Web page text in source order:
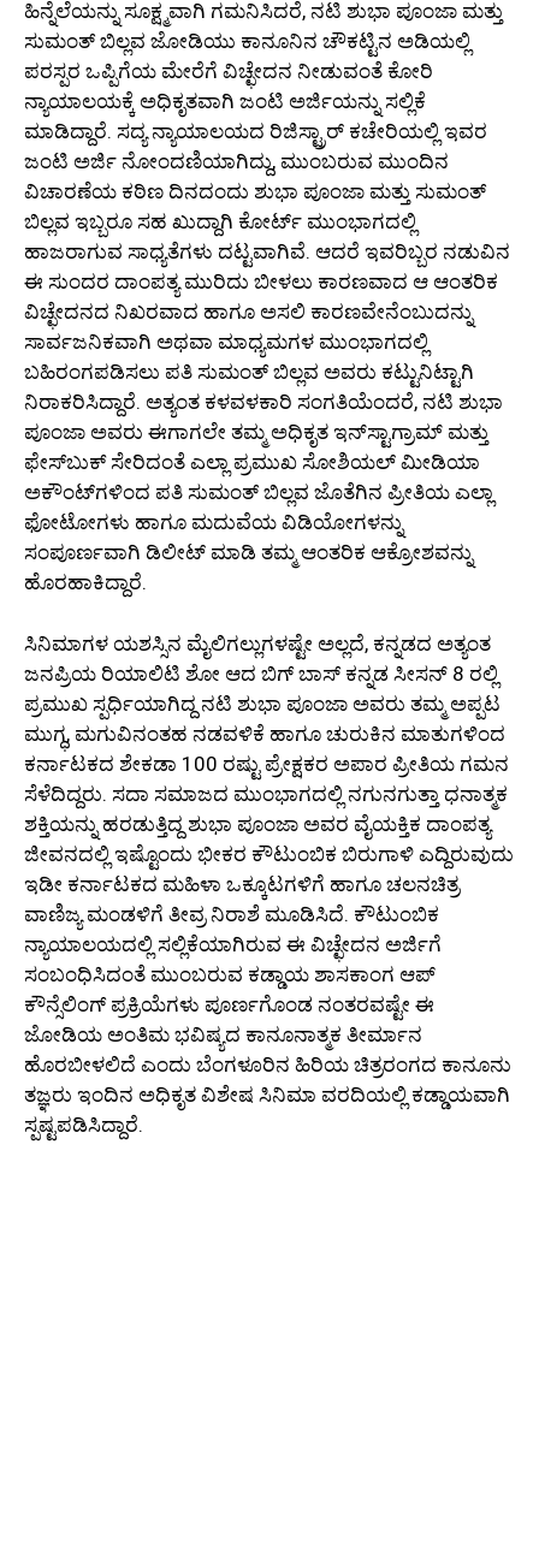
ಹಿನ್ನೆಲೆಯನ್ನು ಸೂಕ್ಷ್ಮವಾಗಿ ಗಮನಿಸಿದರೆ, ನಟಿ ಶುಭಾ ಪೂಂಜಾ ಮತ್ತು
ಸುಮಂತ್ ಬಿಲ್ಲವ ಜೋಡಿಯು ಕಾನೂನಿನ ಚೌಕಟ್ಟಿನ ಅಡಿಯಲ್ಲಿ
ಪರಸ್ಪರ ಒಪ್ಪಿಗೆಯ ಮೇರೆಗೆ ವಿಚ್ಛೇದನ ನೀಡುವಂತೆ ಕೋರಿ
ನ್ಯಾಯಾಲಯಕ್ಕೆ ಅಧಿಕೃತವಾಗಿ ಜಂಟಿ ಅರ್ಜಿಯನ್ನು ಸಲ್ಲಿಕೆ
ಮಾಡಿದ್ದಾರೆ. ಸದ್ಯ ನ್ಯಾಯಾಲಯದ ರಿಜಿಸ್ಟ್ರಾರ್ ಕಚೇರಿಯಲ್ಲಿ ಇವರ
ಜಂಟಿ ಅರ್ಜಿ ನೋಂದಣಿಯಾಗಿದ್ದು, ಮುಂಬರುವ ಮುಂದಿನ
ವಿಚಾರಣೆಯ ಕಠಿಣ ದಿನದಂದು ಶುಭಾ ಪೂಂಜಾ ಮತ್ತು ಸುಮಂತ್
ಬಿಲ್ಲವ ಇಬ್ಬರೂ ಸಹ ಖುದ್ದಾಗಿ ಕೋರ್ಟ್ ಮುಂಭಾಗದಲ್ಲಿ
ಹಾಜರಾಗುವ ಸಾಧ್ಯತೆಗಳು ದಟ್ಟವಾಗಿವೆ. ಆದರೆ ಇವರಿಬ್ಬರ ನಡುವಿನ
ಈ ಸುಂದರ ದಾಂಪತ್ಯ ಮುರಿದು ಬೀಳಲು ಕಾರಣವಾದ ಆ ಆಂತರಿಕ
ವಿಚ್ಛೇದನದ ನಿಖರವಾದ ಹಾಗೂ ಅಸಲಿ ಕಾರಣವೇನೆಂಬುದನ್ನು
ಸಾರ್ವಜನಿಕವಾಗಿ ಅಥವಾ ಮಾಧ್ಯಮಗಳ ಮುಂಭಾಗದಲ್ಲಿ
ಬಹಿರಂಗಪಡಿಸಲು ಪತಿ ಸುಮಂತ್ ಬಿಲ್ಲವ ಅವರು ಕಟ್ಟುನಿಟ್ಟಾಗಿ
ನಿರಾಕರಿಸಿದ್ದಾರೆ. ಅತ್ಯಂತ ಕಳವಳಕಾರಿ ಸಂಗತಿಯೆಂದರೆ, ನಟಿ ಶುಭಾ
ಪೂಂಜಾ ಅವರು ಈಗಾಗಲೇ ತಮ್ಮ ಅಧಿಕೃತ ಇನ್‌ಸ್ಟಾಗ್ರಾಮ್ ಮತ್ತು
ಫೇಸ್‌ಬುಕ್ ಸೇರಿದಂತೆ ಎಲ್ಲಾ ಪ್ರಮುಖ ಸೋಶಿಯಲ್ ಮೀಡಿಯಾ
ಅಕೌಂಟ್‌ಗಳಿಂದ ಪತಿ ಸುಮಂತ್ ಬಿಲ್ಲವ ಜೊತೆಗಿನ ಪ್ರೀತಿಯ ಎಲ್ಲಾ
ಫೋಟೋಗಳು ಹಾಗೂ ಮದುವೆಯ ವಿಡಿಯೋಗಳನ್ನು
ಸಂಪೂರ್ಣವಾಗಿ ಡಿಲೀಟ್ ಮಾಡಿ ತಮ್ಮ ಆಂತರಿಕ ಆಕ್ರೋಶವನ್ನು
ಹೊರಹಾಕಿದ್ದಾರೆ.
ಸಿನಿಮಾಗಳ ಯಶಸ್ಸಿನ ಮೈಲಿಗಲ್ಲುಗಳಷ್ಟೇ ಅಲ್ಲದೆ, ಕನ್ನಡದ ಅತ್ಯಂತ
ಜನಪ್ರಿಯ ರಿಯಾಲಿಟಿ ಶೋ ಆದ ಬಿಗ್ ಬಾಸ್ ಕನ್ನಡ ಸೀಸನ್ 8 ರಲ್ಲಿ
ಪ್ರಮುಖ ಸ್ಪರ್ಧಿಯಾಗಿದ್ದ ನಟಿ ಶುಭಾ ಪೂಂಜಾ ಅವರು ತಮ್ಮ ಅಪ್ಪಟ
ಮುಗ್ಧ, ಮಗುವಿನಂತಹ ನಡವಳಿಕೆ ಹಾಗೂ ಚುರುಕಿನ ಮಾತುಗಳಿಂದ
ಕರ್ನಾಟಕದ ಶೇಕಡಾ 100 ರಷ್ಟು ಪ್ರೇಕ್ಷಕರ ಅಪಾರ ಪ್ರೀತಿಯ ಗಮನ
ಸೆಳೆದಿದ್ದರು. ಸದಾ ಸಮಾಜದ ಮುಂಭಾಗದಲ್ಲಿ ನಗುನಗುತ್ತಾ ಧನಾತ್ಮಕ
ಶಕ್ತಿಯನ್ನು ಹರಡುತ್ತಿದ್ದ ಶುಭಾ ಪೂಂಜಾ ಅವರ ವೈಯಕ್ತಿಕ ದಾಂಪತ್ಯ
ಜೀವನದಲ್ಲಿ ಇಷ್ಟೊಂದು ಭೀಕರ ಕೌಟುಂಬಿಕ ಬಿರುಗಾಳಿ ಎದ್ದಿರುವುದು
ಇಡೀ ಕರ್ನಾಟಕದ ಮಹಿಳಾ ಒಕ್ಕೂಟಗಳಿಗೆ ಹಾಗೂ ಚಲನಚಿತ್ರ
ವಾಣಿಜ್ಯ ಮಂಡಳಿಗೆ ತೀವ್ರ ನಿರಾಶೆ ಮೂಡಿಸಿದೆ. ಕೌಟುಂಬಿಕ
ನ್ಯಾಯಾಲಯದಲ್ಲಿ ಸಲ್ಲಿಕೆಯಾಗಿರುವ ಈ ವಿಚ್ಛೇದನ ಅರ್ಜಿಗೆ
ಸಂಬಂಧಿಸಿದಂತೆ ಮುಂಬರುವ ಕಡ್ಡಾಯ ಶಾಸಕಾಂಗ ಆಪ್
ಕೌನ್ಸೆಲಿಂಗ್ ಪ್ರಕ್ರಿಯೆಗಳು ಪೂರ್ಣಗೊಂಡ ನಂತರವಷ್ಟೇ ಈ
ಜೋಡಿಯ ಅಂತಿಮ ಭವಿಷ್ಯದ ಕಾನೂನಾತ್ಮಕ ತೀರ್ಮಾನ
ಹೊರಬೀಳಲಿದೆ ಎಂದು ಬೆಂಗಳೂರಿನ ಹಿರಿಯ ಚಿತ್ರರಂಗದ ಕಾನೂನು
ತಜ್ಞರು ಇಂದಿನ ಅಧಿಕೃತ ವಿಶೇಷ ಸಿನಿಮಾ ವರದಿಯಲ್ಲಿ ಕಡ್ಡಾಯವಾಗಿ
ಸ್ಪಷ್ಟಪಡಿಸಿದ್ದಾರೆ.